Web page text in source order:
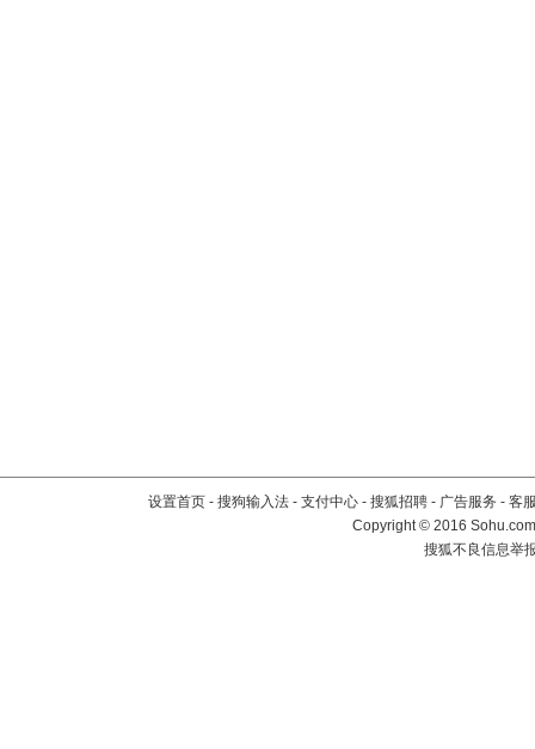
设置首页 - 搜狗输入法 - 支付中心 - 搜狐招聘 - 广告服务 - 客
Copyright©2016
搜狐不良信息举